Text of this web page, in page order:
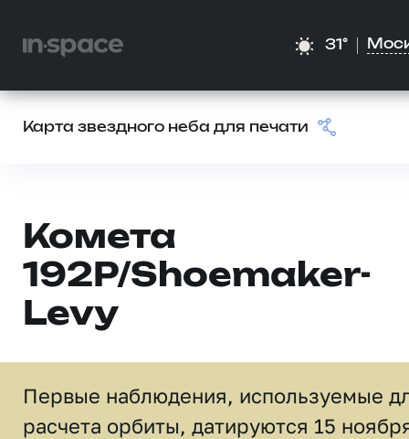
31°
Карта звездного неба для печати
Комета
192P/Shoemaker-
Levy
Первые наблюдения, используемые
расчета орбиты, датируются 15